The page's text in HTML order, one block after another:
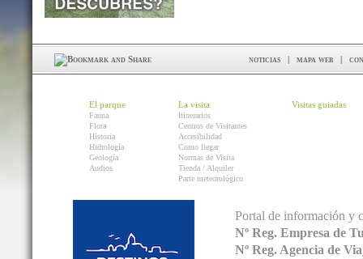
noticias | mapa web |
El parque
Fauna
Flora
Historia
Hidrología
Geología
Audios
La visita
Itinerarios
Centros de Visitantes
Accesibilidad
Como llegar
Normas de Visita
Tienda / Alquiler
Parte meteorológico
Visitas guiadas
Portal de información y
Nº Reg. Empresa de
Nº Reg. Agencia de